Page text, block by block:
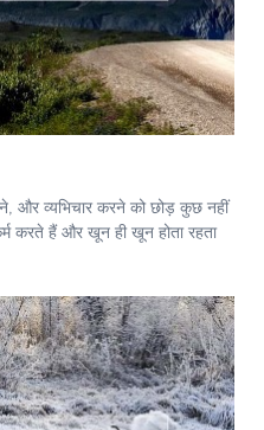
और व्‍यभिचार करने को छोड़ कुछ नहीं
करते हैं और खून ही खून होता रहता